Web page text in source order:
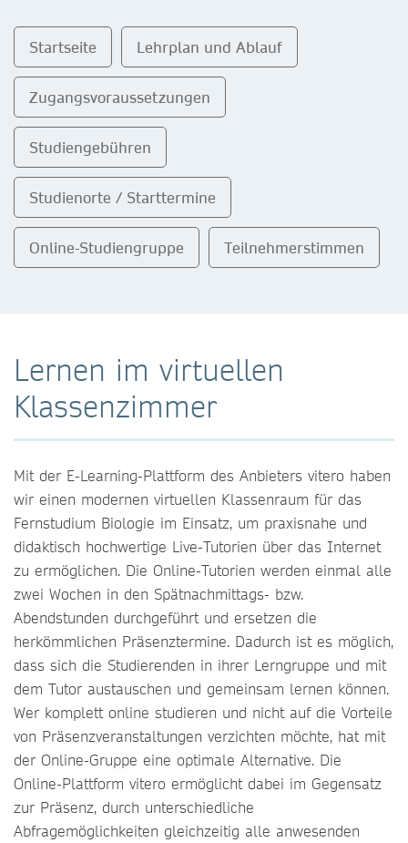
Startseite Lehrplan und Ablauf
Zugangsvoraussetzungen
Studiengebühren
Studienorte / Starttermine
Online-Studiengruppe Teilnehmerstimmen
Lernen im virtuellen
Klassenzimmer
Mit der E-Learning-Plattform des Anbieters vitero haben
wir einen modernen virtuellen Klassenraum für das
Fernstudium Biologie im Einsatz, um praxisnahe und
didaktisch hochwertige Live-Tutorien über das Internet
zu ermöglichen. Die Online-Tutorien werden einmal alle
zwei Wochen in den Spätnachmittags- bzw.
Abendstunden durchgeführt und ersetzen die
herkömmlichen Präsenztermine. Dadurch ist es möglich,
dass sich die Studierenden in ihrer Lerngruppe und mit
dem Tutor austauschen und gemeinsam lernen können.
Wer komplett online studieren und nicht auf die Vorteile
von Präsenzveranstaltungen verzichten möchte, hat mit
der Online-Gruppe eine optimale Alternative. Die
Online-Plattform vitero ermöglicht dabei im Gegensatz
zur Präsenz, durch unterschiedliche
Abfragemöglichkeiten gleichzeitig alle anwesenden